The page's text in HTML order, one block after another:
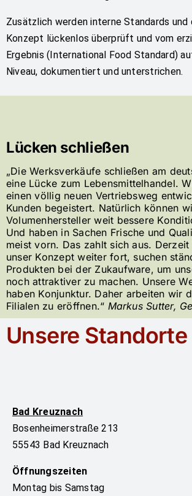
Zusätzlich werden interne Standards und
Konzept lückenlos überprüft und vom
Ergebnis (International Food Standard)
Niveau, dokumentiert und unterstrichen.
Lücken schließen
„Die Werksverkäufe schließen am
eine Lücke zum Lebensmittelhandel.
einen völlig neuen Vertriebsweg
Kunden begeistert. Natürlich können
Volumenhersteller weit bessere
Und haben in Sachen Frische und
meist vorn. Das zahlt sich aus.
unser Konzept weiter fort, suchen
Produkten bei der Zukaufware, um
noch attraktiver zu machen. Unsere
haben Konjunktur. Daher arbeiten wir
Filialen zu eröffnen.“ Markus Sutter,
Unsere Standorte
Bad Kreuznach
Bosenheimerstraße 213
55543 Bad Kreuznach
Öffnungszeiten
Montag bis Samstag